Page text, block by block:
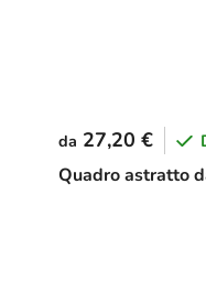
Quadro astratto
da 27,20 €